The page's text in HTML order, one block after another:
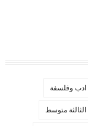
ادب وفلسفة
الثالثة متوسط